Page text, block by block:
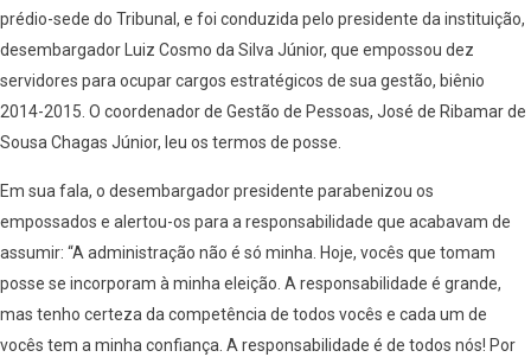
prédio-sede do Tribunal, e foi conduzida pelo presidente da instituição,
desembargador Luiz Cosmo da Silva Júnior, que empossou dez
servidores para ocupar cargos estratégicos de sua gestão, biênio
2014-2015. O coordenador de Gestão de Pessoas, José de Ribamar de
Sousa Chagas Júnior, leu os termos de posse.
Em sua fala, o desembargador presidente parabenizou os
empossados e alertou-os para a responsabilidade que acabavam de
assumir: “A administração não é só minha. Hoje, vocês que tomam
posse se incorporam à minha eleição. A responsabilidade é grande,
mas tenho certeza da competência de todos vocês e cada um de
vocês tem a minha confiança. A responsabilidade é de todos nós! Por